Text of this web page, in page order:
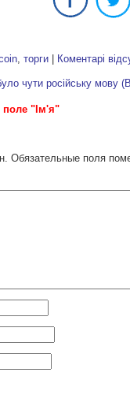
,торги | Коментарі
чути російську мову
поле "Ім'я"
Обязательные поля